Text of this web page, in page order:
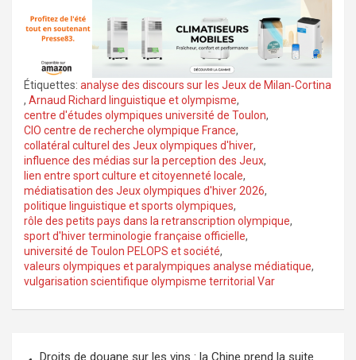
Étiquettes: analyse des discours sur les Jeux de Milan‑Cortina
, Arnaud Richard linguistique et olympisme,
centre d'études olympiques université de Toulon,
CIO centre de recherche olympique France,
collatéral culturel des Jeux olympiques d'hiver,
influence des médias sur la perception des Jeux,
lien entre sport culture et citoyenneté locale,
médiatisation des Jeux olympiques d'hiver 2026,
politique linguistique et sports olympiques,
rôle des petits pays dans la retranscription olympique,
sport d'hiver terminologie française officielle,
université de Toulon PELOPS et société,
valeurs olympiques et paralympiques analyse médiatique,
vulgarisation scientifique olympisme territorial Var
Droits de douane sur les vins : la Chine prend la suite